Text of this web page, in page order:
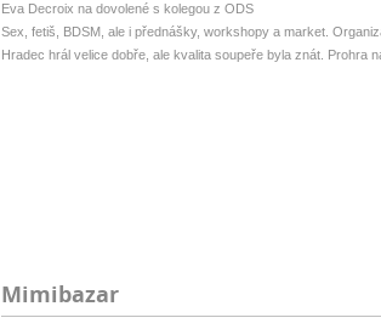
Eva Decroix na dovolené s kolegou z ODS
Sex, fetiš, BDSM, ale i přednášky, workshopy a market.
Hradec hrál velice dobře, ale kvalita soupeře byla znát. Prohra
Mimibazar